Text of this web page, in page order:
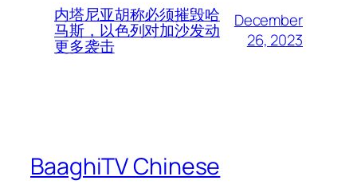
内塔尼亚胡称必须摧毁哈
马斯，以色列对加沙发动
更多袭击
December
26, 2023
BaaghiTV Chinese